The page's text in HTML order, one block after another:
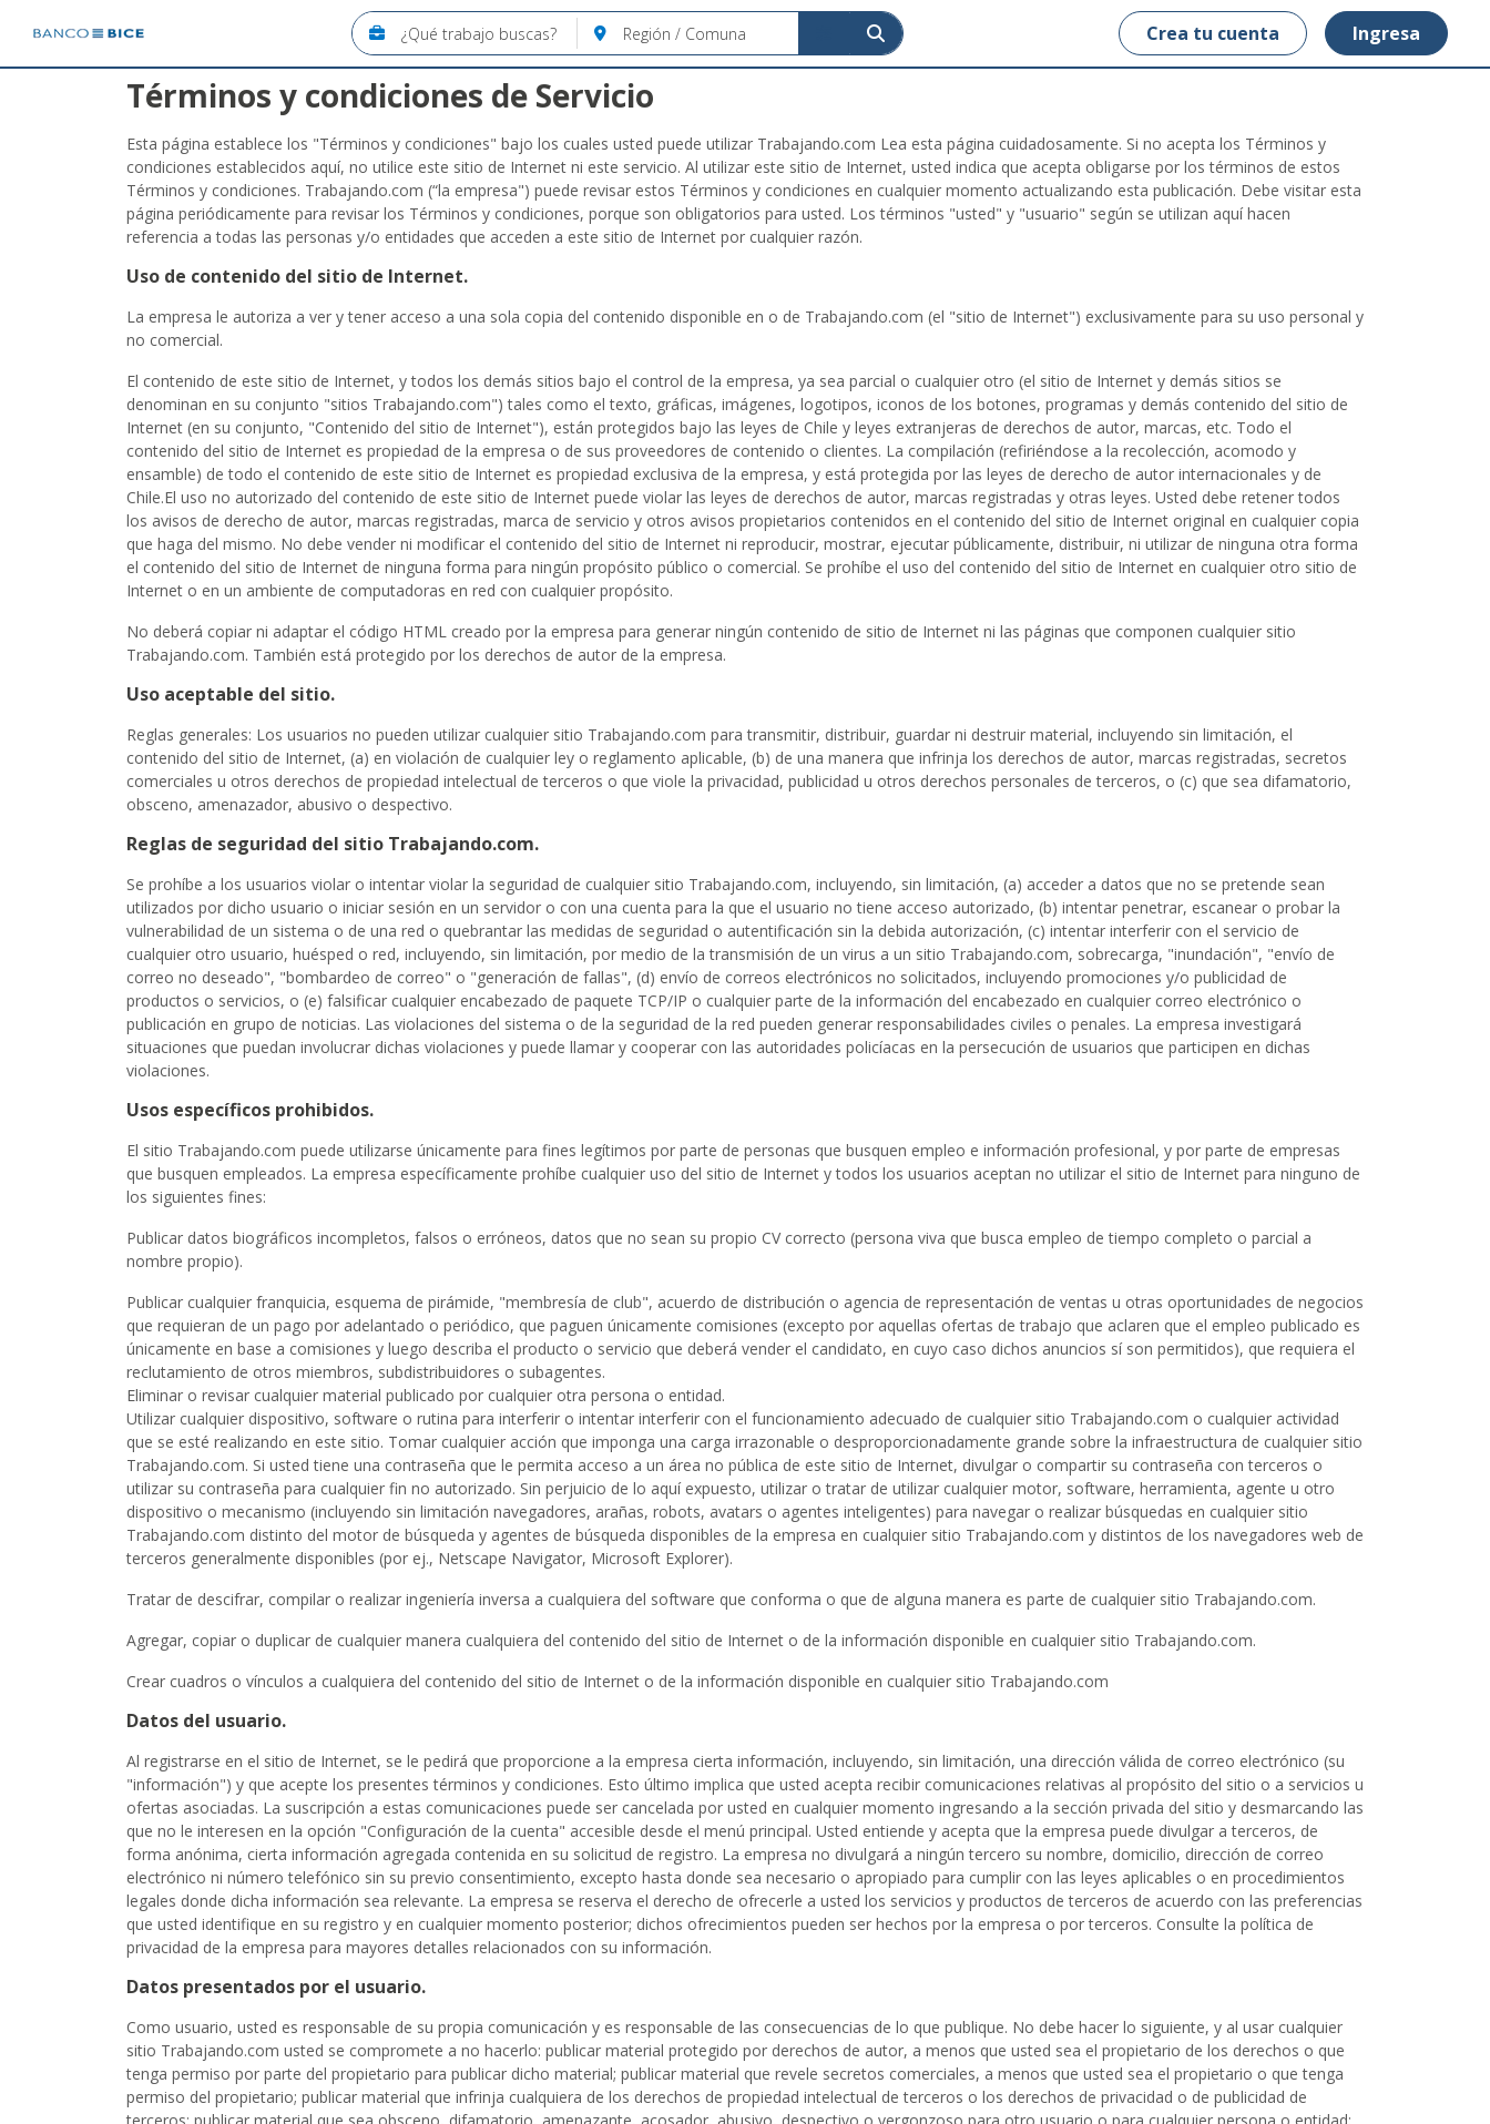
Crea tu cuenta Ingresa
Términos y condiciones de Servicio
Esta página establece los "Términos y condiciones" bajo los cuales usted puede utilizar Trabajando.com Lea esta página cuidadosamente. Si no acepta los Términos y
condiciones establecidos aquí, no utilice este sitio de Internet ni este servicio. Al utilizar este sitio de Internet, usted indica que acepta obligarse por los términos de estos
Términos y condiciones. Trabajando.com (“la empresa") puede revisar estos Términos y condiciones en cualquier momento actualizando esta publicación. Debe visitar esta
página periódicamente para revisar los Términos y condiciones, porque son obligatorios para usted. Los términos "usted" y "usuario" según se utilizan aquí hacen
referencia a todas las personas y/o entidades que acceden a este sitio de Internet por cualquier razón.
Uso de contenido del sitio de Internet.
La empresa le autoriza a ver y tener acceso a una sola copia del contenido disponible en o de Trabajando.com (el "sitio de Internet") exclusivamente para su uso personal y
no comercial.
El contenido de este sitio de Internet, y todos los demás sitios bajo el control de la empresa, ya sea parcial o cualquier otro (el sitio de Internet y demás sitios se
denominan en su conjunto "sitios Trabajando.com") tales como el texto, gráficas, imágenes, logotipos, iconos de los botones, programas y demás contenido del sitio de
Internet (en su conjunto, "Contenido del sitio de Internet"), están protegidos bajo las leyes de Chile y leyes extranjeras de derechos de autor, marcas, etc. Todo el
contenido del sitio de Internet es propiedad de la empresa o de sus proveedores de contenido o clientes. La compilación (refiriéndose a la recolección, acomodo y
ensamble) de todo el contenido de este sitio de Internet es propiedad exclusiva de la empresa, y está protegida por las leyes de derecho de autor internacionales y de
Chile.El uso no autorizado del contenido de este sitio de Internet puede violar las leyes de derechos de autor, marcas registradas y otras leyes. Usted debe retener todos
los avisos de derecho de autor, marcas registradas, marca de servicio y otros avisos propietarios contenidos en el contenido del sitio de Internet original en cualquier copia
que haga del mismo. No debe vender ni modificar el contenido del sitio de Internet ni reproducir, mostrar, ejecutar públicamente, distribuir, ni utilizar de ninguna otra forma
el contenido del sitio de Internet de ninguna forma para ningún propósito público o comercial. Se prohíbe el uso del contenido del sitio de Internet en cualquier otro sitio de
Internet o en un ambiente de computadoras en red con cualquier propósito.
No deberá copiar ni adaptar el código HTML creado por la empresa para generar ningún contenido de sitio de Internet ni las páginas que componen cualquier sitio
Trabajando.com. También está protegido por los derechos de autor de la empresa.
Uso aceptable del sitio.
Reglas generales: Los usuarios no pueden utilizar cualquier sitio Trabajando.com para transmitir, distribuir, guardar ni destruir material, incluyendo sin limitación, el
contenido del sitio de Internet, (a) en violación de cualquier ley o reglamento aplicable, (b) de una manera que infrinja los derechos de autor, marcas registradas, secretos
comerciales u otros derechos de propiedad intelectual de terceros o que viole la privacidad, publicidad u otros derechos personales de terceros, o (c) que sea difamatorio,
obsceno, amenazador, abusivo o despectivo.
Reglas de seguridad del sitio Trabajando.com.
Se prohíbe a los usuarios violar o intentar violar la seguridad de cualquier sitio Trabajando.com, incluyendo, sin limitación, (a) acceder a datos que no se pretende sean
utilizados por dicho usuario o iniciar sesión en un servidor o con una cuenta para la que el usuario no tiene acceso autorizado, (b) intentar penetrar, escanear o probar la
vulnerabilidad de un sistema o de una red o quebrantar las medidas de seguridad o autentificación sin la debida autorización, (c) intentar interferir con el servicio de
cualquier otro usuario, huésped o red, incluyendo, sin limitación, por medio de la transmisión de un virus a un sitio Trabajando.com, sobrecarga, "inundación", "envío de
correo no deseado", "bombardeo de correo" o "generación de fallas", (d) envío de correos electrónicos no solicitados, incluyendo promociones y/o publicidad de
productos o servicios, o (e) falsificar cualquier encabezado de paquete TCP/IP o cualquier parte de la información del encabezado en cualquier correo electrónico o
publicación en grupo de noticias. Las violaciones del sistema o de la seguridad de la red pueden generar responsabilidades civiles o penales. La empresa investigará
situaciones que puedan involucrar dichas violaciones y puede llamar y cooperar con las autoridades policíacas en la persecución de usuarios que participen en dichas
violaciones.
Usos específicos prohibidos.
El sitio Trabajando.com puede utilizarse únicamente para fines legítimos por parte de personas que busquen empleo e información profesional, y por parte de empresas
que busquen empleados. La empresa específicamente prohíbe cualquier uso del sitio de Internet y todos los usuarios aceptan no utilizar el sitio de Internet para ninguno de
los siguientes fines:
Publicar datos biográficos incompletos, falsos o erróneos, datos que no sean su propio CV correcto (persona viva que busca empleo de tiempo completo o parcial a
nombre propio).
Publicar cualquier franquicia, esquema de pirámide, "membresía de club", acuerdo de distribución o agencia de representación de ventas u otras oportunidades de negocios
que requieran de un pago por adelantado o periódico, que paguen únicamente comisiones (excepto por aquellas ofertas de trabajo que aclaren que el empleo publicado es
únicamente en base a comisiones y luego describa el producto o servicio que deberá vender el candidato, en cuyo caso dichos anuncios sí son permitidos), que requiera el
reclutamiento de otros miembros, subdistribuidores o subagentes.
Eliminar o revisar cualquier material publicado por cualquier otra persona o entidad.
Utilizar cualquier dispositivo, software o rutina para interferir o intentar interferir con el funcionamiento adecuado de cualquier sitio Trabajando.com o cualquier actividad
que se esté realizando en este sitio. Tomar cualquier acción que imponga una carga irrazonable o desproporcionadamente grande sobre la infraestructura de cualquier sitio
Trabajando.com. Si usted tiene una contraseña que le permita acceso a un área no pública de este sitio de Internet, divulgar o compartir su contraseña con terceros o
utilizar su contraseña para cualquier fin no autorizado. Sin perjuicio de lo aquí expuesto, utilizar o tratar de utilizar cualquier motor, software, herramienta, agente u otro
dispositivo o mecanismo (incluyendo sin limitación navegadores, arañas, robots, avatars o agentes inteligentes) para navegar o realizar búsquedas en cualquier sitio
Trabajando.com distinto del motor de búsqueda y agentes de búsqueda disponibles de la empresa en cualquier sitio Trabajando.com y distintos de los navegadores web de
terceros generalmente disponibles (por ej., Netscape Navigator, Microsoft Explorer).
Tratar de descifrar, compilar o realizar ingeniería inversa a cualquiera del software que conforma o que de alguna manera es parte de cualquier sitio Trabajando.com.
Agregar, copiar o duplicar de cualquier manera cualquiera del contenido del sitio de Internet o de la información disponible en cualquier sitio Trabajando.com.
Crear cuadros o vínculos a cualquiera del contenido del sitio de Internet o de la información disponible en cualquier sitio Trabajando.com
Datos del usuario.
Al registrarse en el sitio de Internet, se le pedirá que proporcione a la empresa cierta información, incluyendo, sin limitación, una dirección válida de correo electrónico (su
"información") y que acepte los presentes términos y condiciones. Esto último implica que usted acepta recibir comunicaciones relativas al propósito del sitio o a servicios u
ofertas asociadas. La suscripción a estas comunicaciones puede ser cancelada por usted en cualquier momento ingresando a la sección privada del sitio y desmarcando las
que no le interesen en la opción "Configuración de la cuenta" accesible desde el menú principal. Usted entiende y acepta que la empresa puede divulgar a terceros, de
forma anónima, cierta información agregada contenida en su solicitud de registro. La empresa no divulgará a ningún tercero su nombre, domicilio, dirección de correo
electrónico ni número telefónico sin su previo consentimiento, excepto hasta donde sea necesario o apropiado para cumplir con las leyes aplicables o en procedimientos
legales donde dicha información sea relevante. La empresa se reserva el derecho de ofrecerle a usted los servicios y productos de terceros de acuerdo con las preferencias
que usted identifique en su registro y en cualquier momento posterior; dichos ofrecimientos pueden ser hechos por la empresa o por terceros. Consulte la política de
privacidad de la empresa para mayores detalles relacionados con su información.
Datos presentados por el usuario.
Como usuario, usted es responsable de su propia comunicación y es responsable de las consecuencias de lo que publique. No debe hacer lo siguiente, y al usar cualquier
sitio Trabajando.com usted se compromete a no hacerlo: publicar material protegido por derechos de autor, a menos que usted sea el propietario de los derechos o que
tenga permiso por parte del propietario para publicar dicho material; publicar material que revele secretos comerciales, a menos que usted sea el propietario o que tenga
permiso del propietario; publicar material que infrinja cualquiera de los derechos de propiedad intelectual de terceros o los derechos de privacidad o de publicidad de